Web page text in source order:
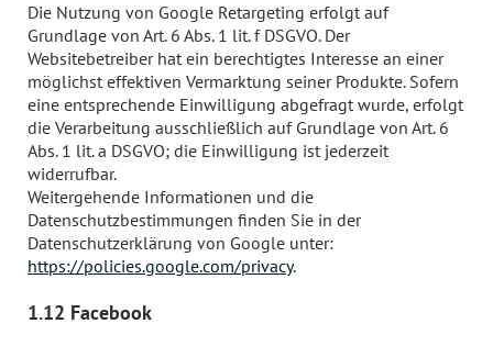
Die Nutzung von Google Retargeting erfolgt auf
Grundlage von Art. 6 Abs. 1 lit. f DSGVO. Der
Websitebetreiber hat ein berechtigtes Interesse an einer
möglichst effektiven Vermarktung seiner Produkte. Sofern
eine entsprechende Einwilligung abgefragt wurde, erfolgt
die Verarbeitung ausschließlich auf Grundlage von Art. 6
Abs. 1 lit. a DSGVO; die Einwilligung ist jederzeit
widerrufbar.
Weitergehende Informationen und die
Datenschutzbestimmungen finden Sie in der
Datenschutzerklärung von Google unter:
https://policies.google.com/privacy.
1.12 Facebook